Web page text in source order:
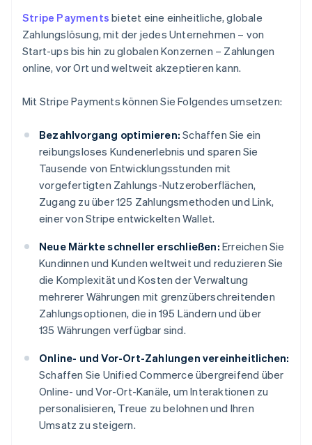
Stripe Payments bietet eine einheitliche, globale
Zahlungslösung, mit der jedes Unternehmen – von
Start-ups bis hin zu globalen Konzernen – Zahlungen
online, vor Ort und weltweit akzeptieren kann.
Mit Stripe Payments können Sie Folgendes umsetzen:
Bezahlvorgang optimieren: Schaffen Sie ein
reibungsloses Kundenerlebnis und sparen Sie
Tausende von Entwicklungsstunden mit
vorgefertigten Zahlungs-Nutzeroberflächen,
Zugang zu über 125 Zahlungsmethoden und Link,
einer von Stripe entwickelten Wallet.
Neue Märkte schneller erschließen: Erreichen Sie
Kundinnen und Kunden weltweit und reduzieren Sie
die Komplexität und Kosten der Verwaltung
mehrerer Währungen mit grenzüberschreitenden
Zahlungsoptionen, die in 195 Ländern und über
135 Währungen verfügbar sind.
Online- und Vor-Ort-Zahlungen vereinheitlichen:
Schaffen Sie Unified Commerce übergreifend über
Online- und Vor-Ort-Kanäle, um Interaktionen zu
personalisieren, Treue zu belohnen und Ihren
Umsatz zu steigern.